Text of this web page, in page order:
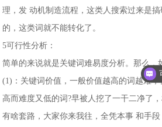
理，发 动机制造流程，这类人搜索过来是
的，这类词就不能转化了。
5可行性分析：
简单的来说就是关键词难易度分析。那么，
(1)：关键词价值，一般价值越高的词越难
高而难度又低的词?早被人挖了一干二净了
有啥套路，大家你来我往，全凭本事 和手